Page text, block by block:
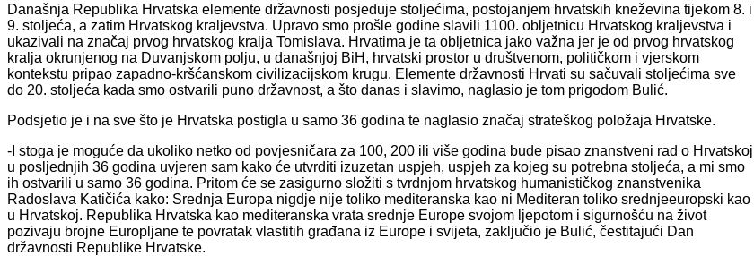
Današnja Republika Hrvatska elemente državnosti posjeduje stoljećima, postojanjem hrvatskih kneževina tijekom 8. i
9. stoljeća, a zatim Hrvatskog kraljevstva. Upravo smo prošle godine slavili 1100. obljetnicu Hrvatskog kraljevstva i
ukazivali na značaj prvog hrvatskog kralja Tomislava. Hrvatima je ta obljetnica jako važna jer je od prvog hrvatskog
kralja okrunjenog na Duvanjskom polju, u današnjoj BiH, hrvatski prostor u društvenom, političkom i vjerskom
kontekstu pripao zapadno-kršćanskom civilizacijskom krugu. Elemente državnosti Hrvati su sačuvali stoljećima sve
do 20. stoljeća kada smo ostvarili puno državnost, a što danas i slavimo, naglasio je tom prigodom Bulić.
Podsjetio je i na sve što je Hrvatska postigla u samo 36 godina te naglasio značaj strateškog položaja Hrvatske.
-I stoga je moguće da ukoliko netko od povjesničara za 100, 200 ili više godina bude pisao znanstveni rad o Hrvatskoj
u posljednjih 36 godina uvjeren sam kako će utvrditi izuzetan uspjeh, uspjeh za kojeg su potrebna stoljeća, a mi smo
ih ostvarili u samo 36 godina. Pritom će se zasigurno složiti s tvrdnjom hrvatskog humanističkog znanstvenika
Radoslava Katičića kako: Srednja Europa nigdje nije toliko mediteranska kao ni Mediteran toliko srednjeeuropski kao
u Hrvatskoj. Republika Hrvatska kao mediteranska vrata srednje Europe svojom ljepotom i sigurnošću na život
pozivaju brojne Europljane te povratak vlastitih građana iz Europe i svijeta, zaključio je Bulić, čestitajući Dan
državnosti Republike Hrvatske.